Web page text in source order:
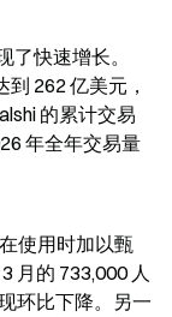
了快速增长。
262 亿美元，
的累计交易
年全年交易量
使用时加以甄
月的 733,000 人
环比下降。另一